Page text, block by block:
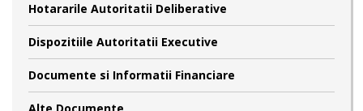
Hotararile Autoritatii Deliberative
Dispozitiile Autoritatii Executive
Documente si Informatii Financiare